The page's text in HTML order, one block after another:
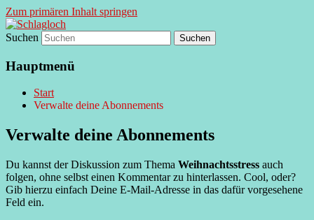
Zum primären Inhalt springen
Schlagloch
supersberger taggedanken
Suchen
Hauptmenü
Start
Verwalte deine Abonnements
Verwalte deine Abonnements
Du kannst der Diskussion zum Thema Weihnachtsstress auch
folgen, ohne selbst einen Kommentar zu hinterlassen. Cool, oder?
Gib hierzu einfach Deine E-Mail-Adresse in das dafür vorgesehene
Feld ein.